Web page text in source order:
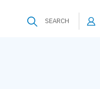
SEARCH